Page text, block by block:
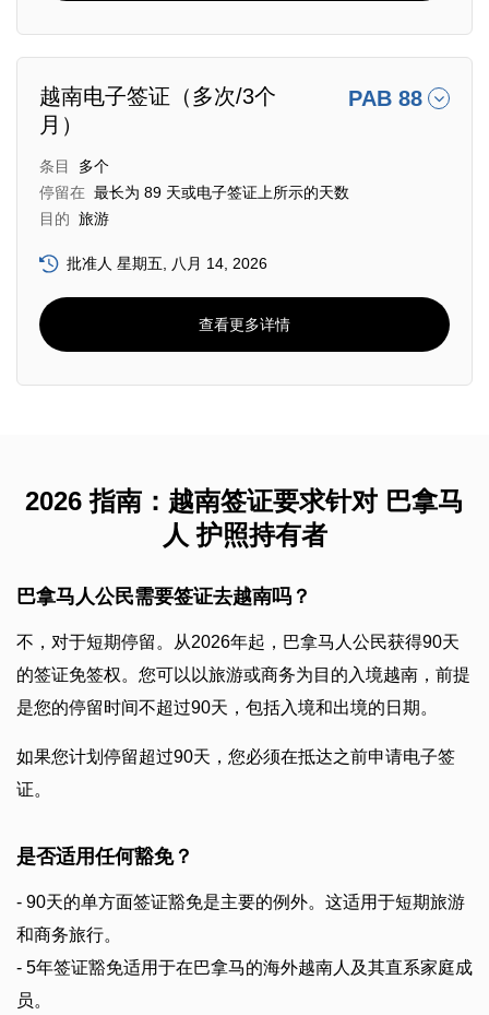
越南电子签证（多次/3个
月）
PAB 88
条目
多个
停留在 最长为 89 天或电子签证上所示的天数
目的 旅游
批准人 星期五, 八月 14, 2026
查看更多详情
2026 指南：越南签证要求针对 巴拿马
人 护照持有者
巴拿马人公民需要签证去越南吗？
不，对于短期停留。从2026年起，巴拿马人公民获得90天
的签证免签权。您可以以旅游或商务为目的入境越南，前提
是您的停留时间不超过90天，包括入境和出境的日期。
如果您计划停留超过90天，您必须在抵达之前申请电子签
证。
是否适用任何豁免？
- 90天的单方面签证豁免是主要的例外。这适用于短期旅游
和商务旅行。
- 5年签证豁免适用于在巴拿马的海外越南人及其直系家庭成
员。